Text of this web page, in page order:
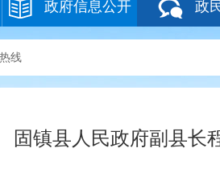
政府信息公开 政
线
固镇县人民政府副县长